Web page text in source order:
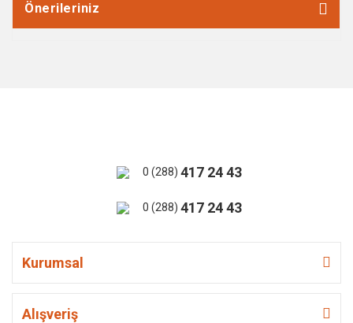
Önerileriniz
0 (288) 417 24 43
0 (288) 417 24 43
Kurumsal
Alışveriş